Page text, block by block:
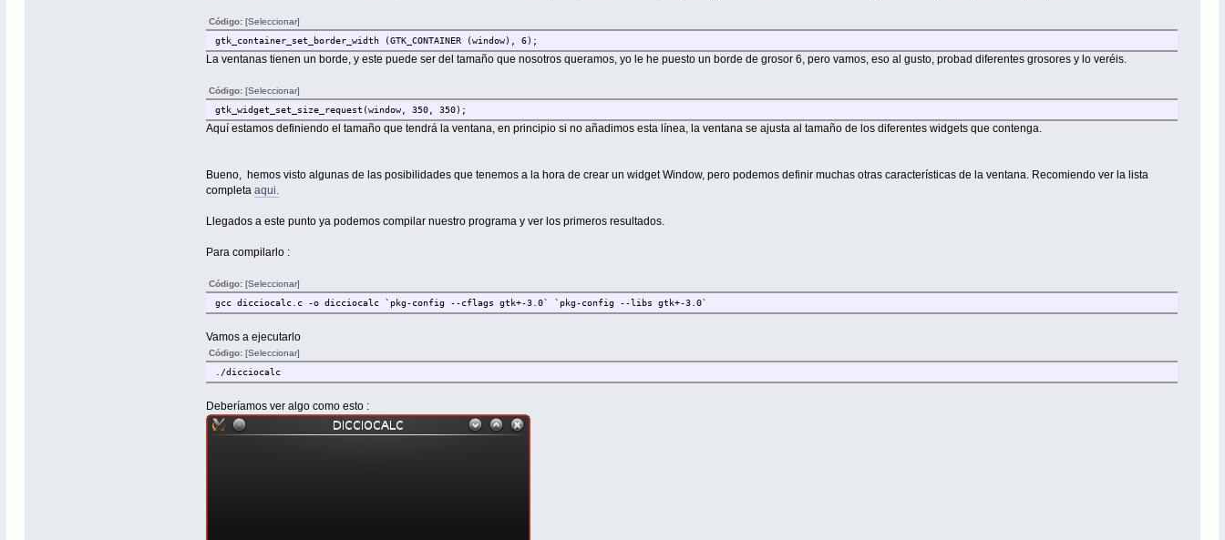
Código:[Seleccionar]
gtk_container_set_border_width (GTK_CONTAINER (window), 6);
La ventanas tienen un borde, y este puede ser del tamaño que nosotros queramos, yo le he puesto un borde de grosor 6, pero vamos, eso al gusto, probad diferentes grosores y lo veréis.
Código:[Seleccionar]
gtk_widget_set_size_request(window, 350, 350);
Aquí estamos definiendo el tamaño que tendrá la ventana, en principio si no añadimos esta línea, la ventana se ajusta al tamaño de los diferentes widgets que contenga.
Bueno, hemos visto algunas de las posibilidades que tenemos a la hora de crear un widget Window, pero podemos definir muchas otras características de la ventana. Recomiendo ver la lista
completaaqui.
Llegados a este punto ya podemos compilar nuestro programa y ver los primeros resultados.
Para compilarlo :
Código:[Seleccionar]
gcc dicciocalc.c -o dicciocalc `pkg-config --cflags gtk+-3.0` `pkg-config --libs gtk+-3.0`
Vamos a ejecutarlo
Código:[Seleccionar]
./dicciocalc
Deberíamos ver algo como esto :